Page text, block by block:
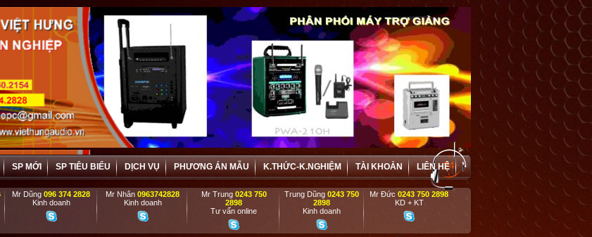
SP MỚI SP TIÊU BIỂU DỊCH VỤ PHƯƠNG ÁN MẪU K.THỨC-K.NGHIỆM TÀI KHOẢN LIÊN HỆ
Mr Dũng096 374 2828
Kinh doanh
Mr Nhân0963742828
Kinh doanh
Mr Trung 0243 750
2898
Tư vấn online
Trung Dũng 0243 750
2898
Kinh doanh
Mr Đức0243 750 2898
KD + KT